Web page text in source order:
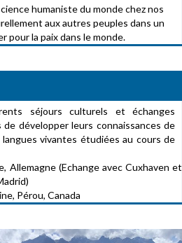
humaniste du monde chez nos
aux autres peuples dans un
la paix dans le monde.
séjours culturels et échanges
développer leurs connaissances de
vivantes étudiées au cours de
Allemagne (Echange avec Cuxhaven et
Pérou, Canada